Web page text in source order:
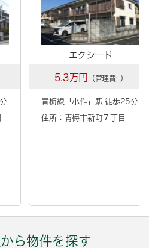
エクシード
5.3万円 （管理費:-）
青梅線「小作」駅 徒歩25分
住所：青梅市新町７丁目
ら物件を探す